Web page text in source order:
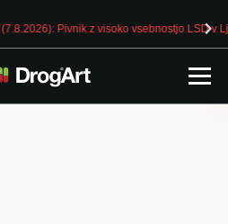
z visoko vsebnostjo LSD v Ljubljani